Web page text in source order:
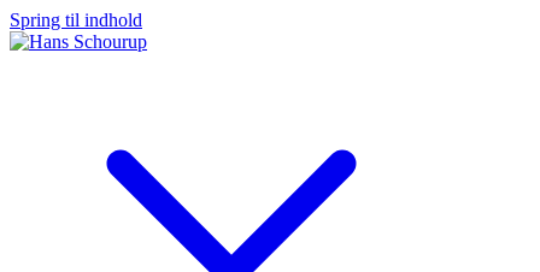
Spring til indhold